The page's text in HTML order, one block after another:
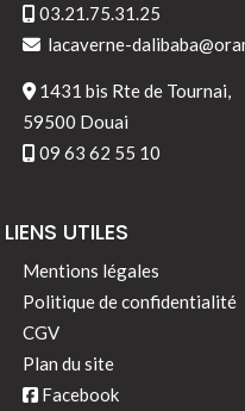
03.21.75.31.25
lacaverne-
1431 bis Rte de Tournai,
59500 Douai
09 63 62 55 10
LIENS UTILES
Mentions légales
Politique de confidentialité
CGV
Plan du site
Facebook